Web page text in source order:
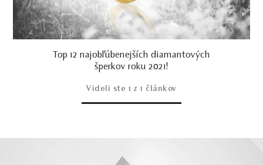
Top 12 najobľúbenejších diamantových
šperkov roku 2021!
Videli ste 1 z 1 článkov